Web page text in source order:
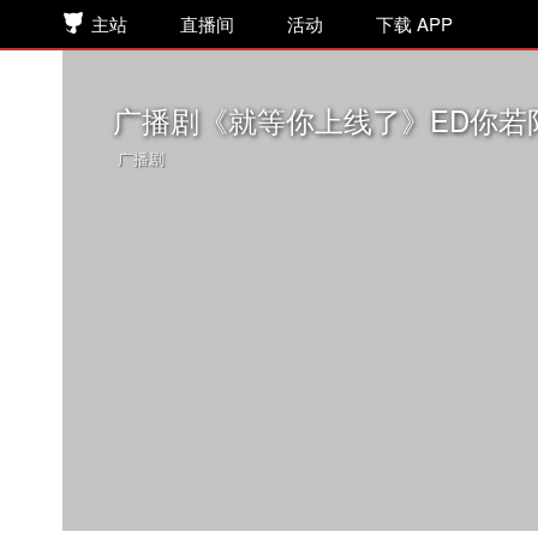
主站 直播间 活动 下载 APP
广播剧《就等你上线了》ED你若
广播剧